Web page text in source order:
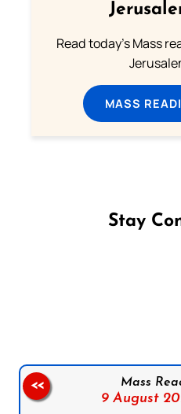
Read today's Mass
MASS
Stay
Mass
9 August
<<